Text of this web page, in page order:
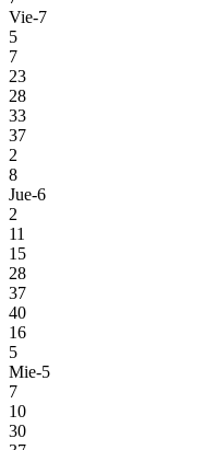
Vie-7
5
7
23
28
33
37
2
8
Jue-6
2
11
15
28
37
40
16
5
Mie-5
7
10
30